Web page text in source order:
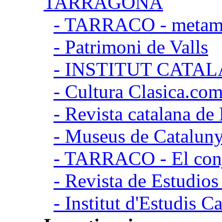
- TARRACO -
- Patrimoni de Valls
- INSTITUT
- Cultura
- Revista catalana
- Museus de
- TARRACO - El
- Revista de
- Institut d'Estudis